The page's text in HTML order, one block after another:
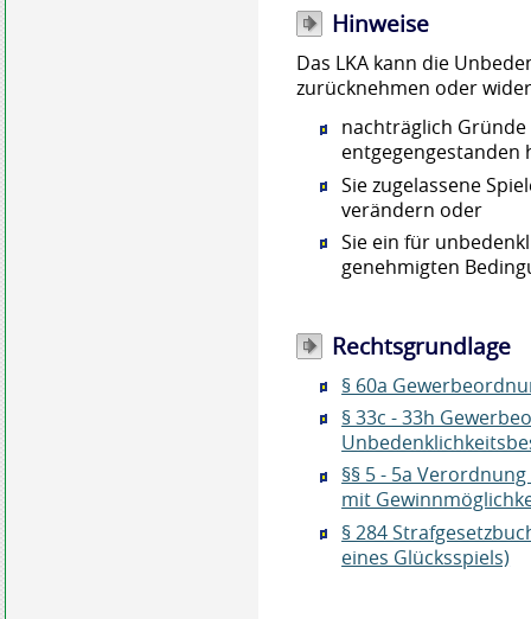
Hinweise
Das LKA kann die
zurücknehmen oder
nachträglich
entgegengestanden
Sie zugelassene
verändern oder
Sie ein für
genehmigten
Rechtsgrundlage
§ 60a
§ 33c - 33h
§§ 5 - 5a
mit
§ 284
eines Glücksspiels)